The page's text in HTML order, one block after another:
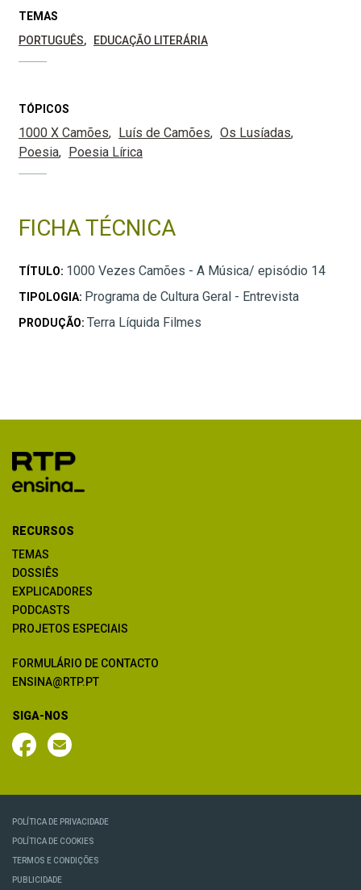
TEMAS
PORTUGUÊS
EDUCAÇÃO LITERÁRIA
TÓPICOS
1000 X Camões Luís de Camões
Os Lusíadas
Poesia
Poesia Lírica
FICHA TÉCNICA
TÍTULO: 1000 Vezes Camões - A Música/ episódio 14
TIPOLOGIA: Programa de Cultura Geral - Entrevista
PRODUÇÃO: Terra Líquida Filmes
RECURSOS
TEMAS
DOSSIÊS
EXPLICADORES
PODCASTS
PROJETOS ESPECIAIS
FORMULÁRIO DE CONTACTO
ENSINA@RTP.PT
SIGA-NOS
POLÍTICA DE PRIVACIDADE
POLÍTICA DE COOKIES
TERMOS E CONDIÇÕES
PUBLICIDADE